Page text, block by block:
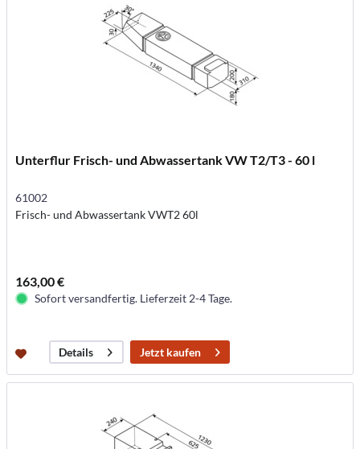
Unterflur Frisch- und Abwassertank VW T2/T3 - 60 l
61002
Frisch- und Abwassertank VWT2 60l
163,00 €
Sofort versandfertig. Lieferzeit 2-4 Tage.
Details Jetzt kaufen